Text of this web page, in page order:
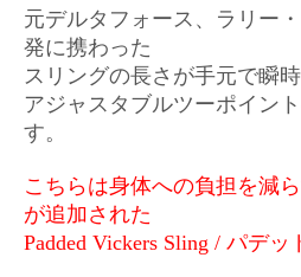
元デルタフォース、ラリー
発に携わった
スリングの長さが手元で瞬
アジャスタブルツーポイン
す。
こちらは身体への負担を減
が追加された
Padded Vickers Sling / パデッ